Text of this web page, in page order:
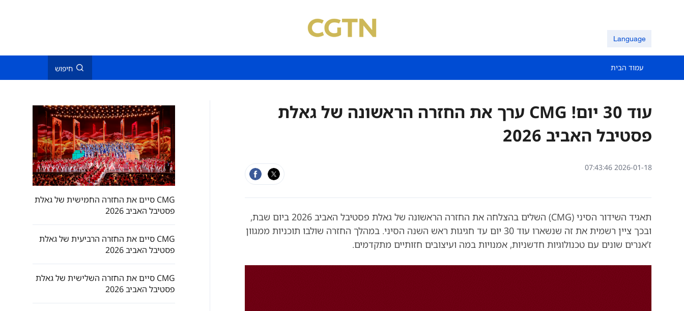
Language
עמוד הבית חיפוש
עוד 30 יום! CMG ערך את החזרה הראשונה של גאלת
פסטיבל האביב 2026
07:43:46 2026-01-18
תאגיד השידור הסיני (CMG) השלים בהצלחה את החזרה הראשונה של גאלת פסטיבל האביב 2026 ביום שבת,
ובכך ציין רשמית את זה שנשארו עוד 30 יום עד חגיגות ראש השנה הסיני. במהלך החזרה שולבו תוכניות ממגוון
ז’אנרים שונים עם טכנולוגיות חדשניות, אמנויות במה ועיצובים חזותיים מתקדמים.
CMG סיים את החזרה החמישית של גאלת
פסטיבל האביב 2026
CMG סיים את החזרה הרביעית של גאלת
פסטיבל האביב 2026
CMG סיים את החזרה השלישית של גאלת
פסטיבל האביב 2026